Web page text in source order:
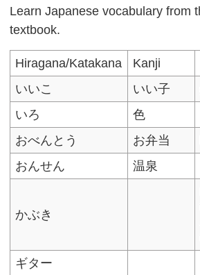
Learn Japanese vocabulary from
textbook.
Hiragana/Katakana Kanji
いいこ
いい子
いろ
色
おべんとう
お弁当
おんせん
温泉
かぶき
ギター